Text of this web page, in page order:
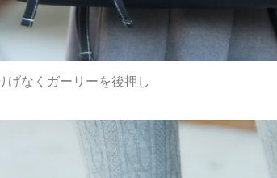
げなくガーリーを後押し